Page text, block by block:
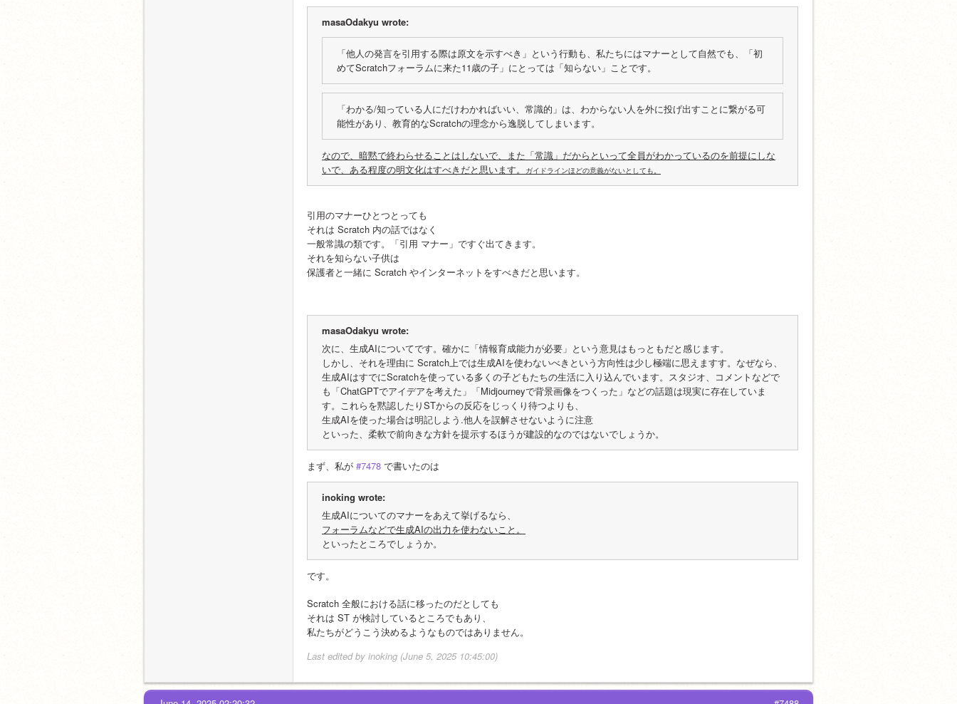
masaOdakyu wrote:
「他人の発言を引用する際は原文を示すべき」という行動も、私たちにはマナーとして自然でも、「初
めてScratchフォーラムに来た11歳の子」にとっては「知らない」ことです。
「わかる/知っている人にだけわかればいい、常識的」は、わからない人を外に投げ出すことに繋がる可
能性があり、教育的なScratchの理念から逸脱してしまいます。
なので、暗黙で終わらせることはしないで、また「常識」だからといって全員がわかっているのを前提にしな
いで、ある程度の明文化はすべきだと思います。
ガイドラインほどの意義がないとしても。
引用のマナーひとつとっても
それは Scratch 内の話ではなく
一般常識の類です。「引用 マナー」ですぐ出てきます。
それを知らない子供は
保護者と一緒に Scratch やインターネットをすべきだと思います。
masaOdakyu wrote:
次に、生成AIについてです。確かに「情報育成能力が必要」という意見はもっともだと感じます。
しかし、それを理由に Scratch上では生成AIを使わないべきという方向性は少し極端に思えますす。なぜなら、
生成AIはすでにScratchを使っている多くの子どもたちの生活に入り込んでいます。スタジオ、コメントなどで
も「ChatGPTでアイデアを考えた」「Midjourneyで背景画像をつくった」などの話題は現実に存在していま
す。これらを黙認したりSTからの反応をじっくり待つよりも、
生成AIを使った場合は明記しよう.他人を誤解させないように注意
といった、柔軟で前向きな方針を提示するほうが建設的なのではないでしょうか。
まず、私が #7478 で書いたのは
inoking wrote:
生成AIについてのマナーをあえて挙げるなら、
フォーラムなどで生成AIの出力を使わないこと。
といったところでしょうか。
です。
Scratch 全般における話に移ったのだとしても
それは ST が検討しているところでもあり、
私たちがどうこう決めるようなものではありません。
Last edited by inoking (June 5, 2025 10:45:00)